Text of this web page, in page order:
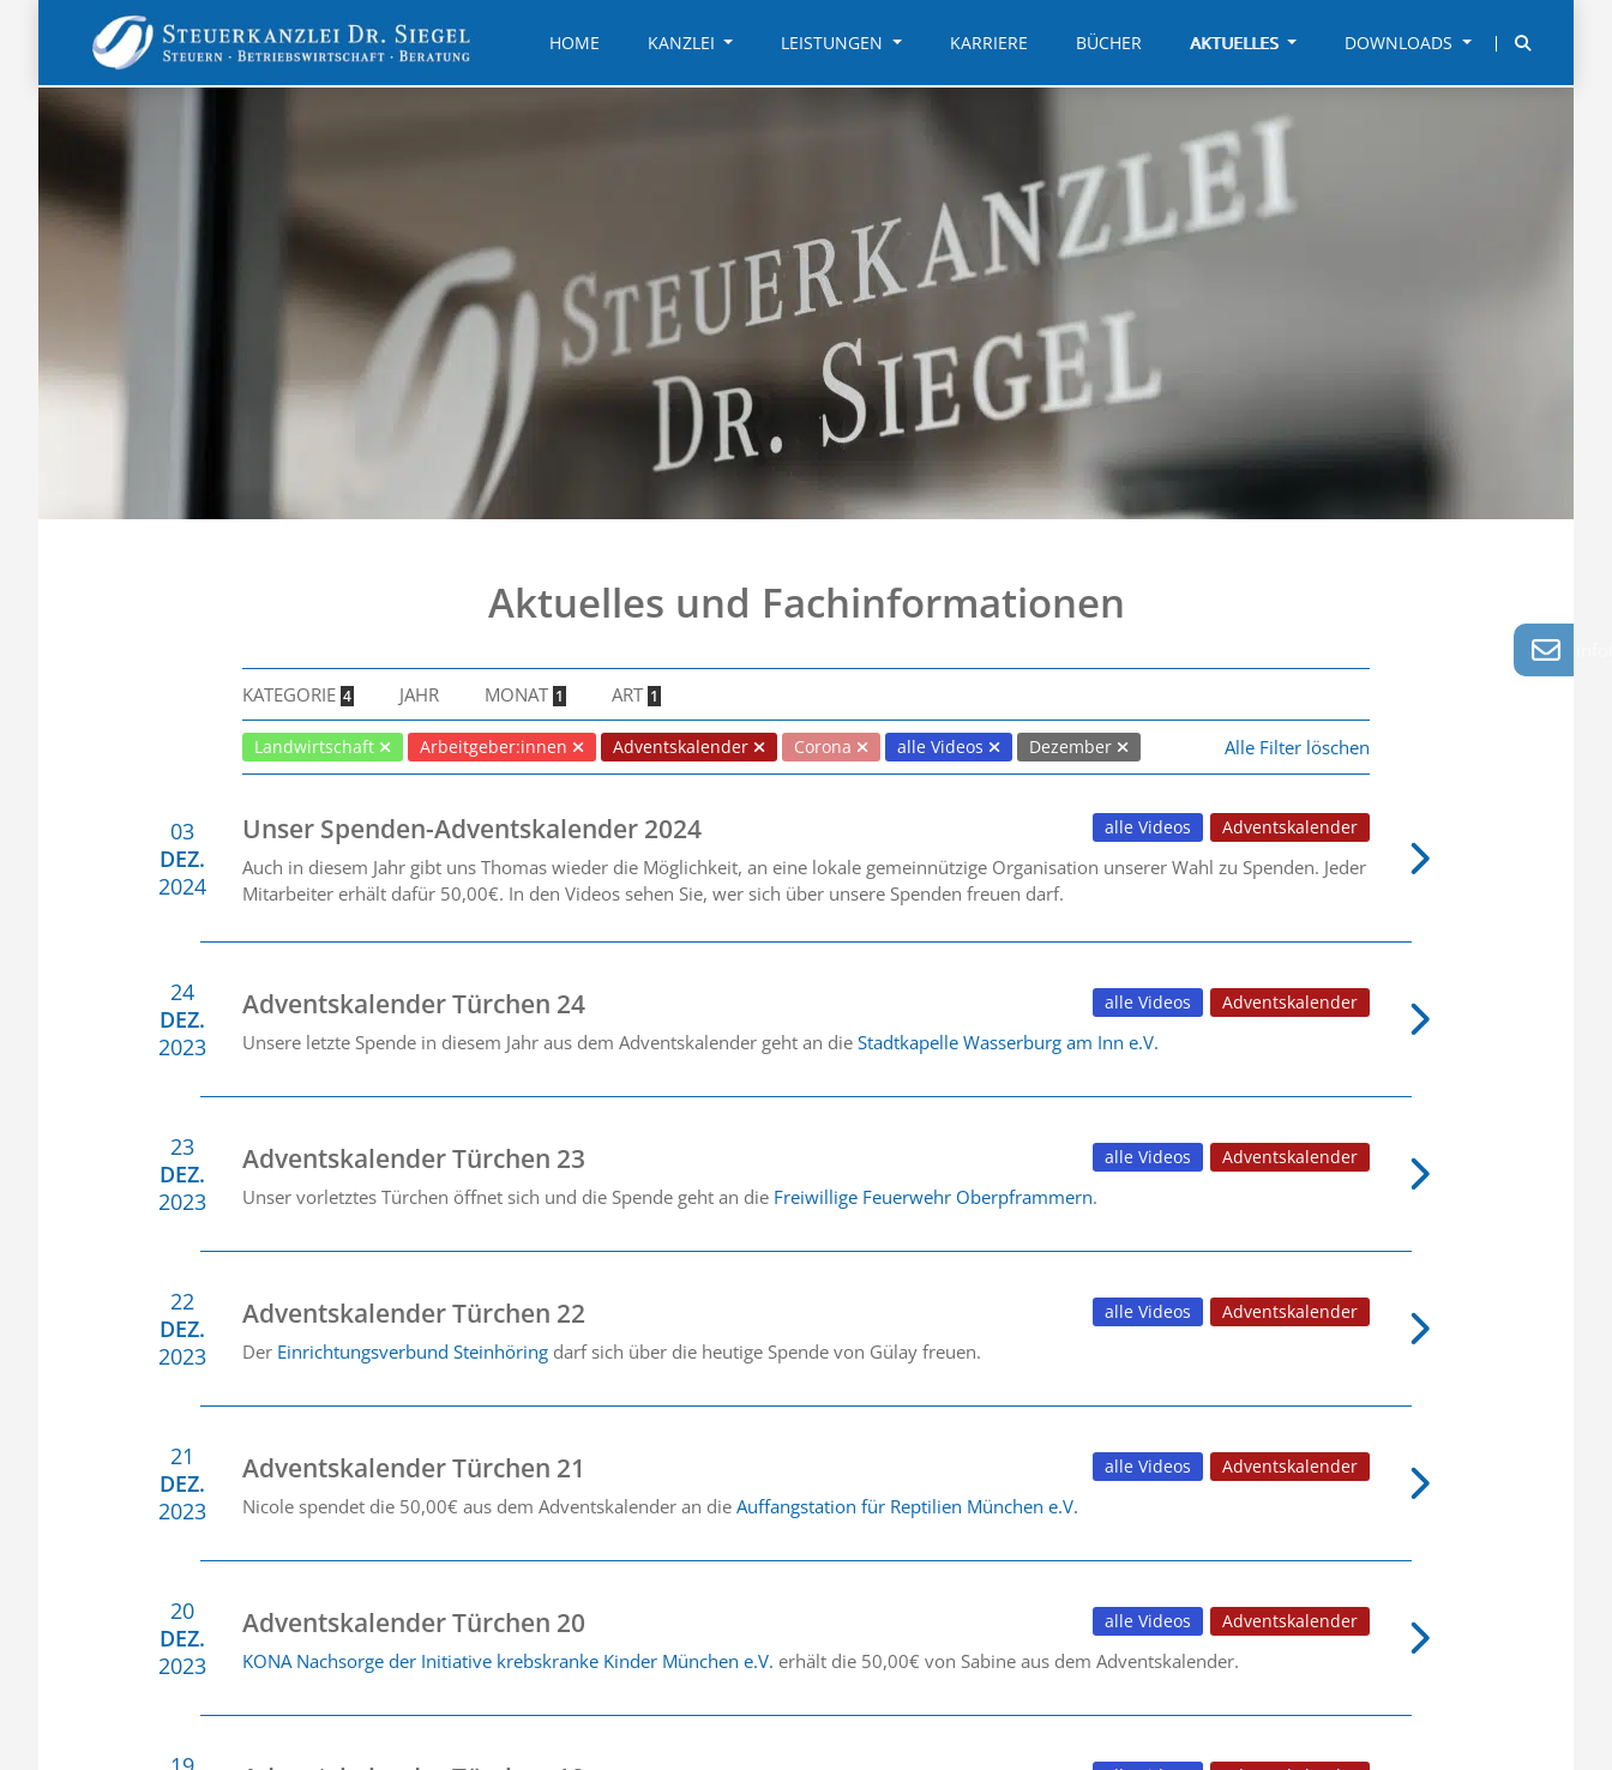
HOME KANZLEI LEISTUNGEN KARRIERE BÜCHER AKTUELLES DOWNLOADS
Aktuelles und Fachinformationen
KATEGORIE 4 JAHR MONAT 1 ART 1
Landwirtschaft Arbeitgeber:innen Adventskalender Corona alle Videos Dezember Alle Filter löschen
03
DEZ.
2024
Unser Spenden-Adventskalender 2024 Adventskalender
alle Videos
Auch in diesem Jahr gibt uns Thomas wieder die Möglichkeit, an eine lokale gemeinnützige Organisation unserer Wahl zu Spenden. Jeder
Mitarbeiter erhält dafür 50,00€. In den Videos sehen Sie, wer sich über unsere Spenden freuen darf.
24
DEZ.
2023
Adventskalender Türchen 24 Adventskalender
alle Videos
Unsere letzte Spende in diesem Jahr aus dem Adventskalender geht an die Stadtkapelle Wasserburg am Inn e.V.
23
DEZ.
2023
Adventskalender Türchen 23 Adventskalender
alle Videos
Unser vorletztes Türchen öffnet sich und die Spende geht an die Freiwillige Feuerwehr Oberpframmern.
22
DEZ.
2023
Adventskalender Türchen 22 Adventskalender
alle Videos
Der Einrichtungsverbund Steinhöring darf sich über die heutige Spende von Gülay freuen.
21
DEZ.
2023
Adventskalender Türchen 21 Adventskalender
alle Videos
Nicole spendet die 50,00€ aus dem Adventskalender an die Auffangstation für Reptilien München e.V.
20
DEZ.
2023
Adventskalender Türchen 20 Adventskalender
alle Videos
KONA Nachsorge der Initiative krebskranke Kinder München e.V. erhält die 50,00€ von Sabine aus dem Adventskalender.